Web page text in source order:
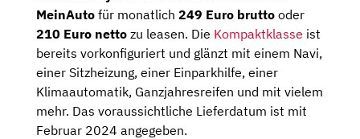
MeinAuto für monatlich 249 Euro brutto oder
210 Euro netto zu leasen. Die Kompaktklasse ist
bereits vorkonfiguriert und glänzt mit einem Navi,
einer Sitzheizung, einer Einparkhilfe, einer
Klimaautomatik, Ganzjahresreifen und mit vielem
mehr. Das voraussichtliche Lieferdatum ist mit
Februar 2024 angegeben.